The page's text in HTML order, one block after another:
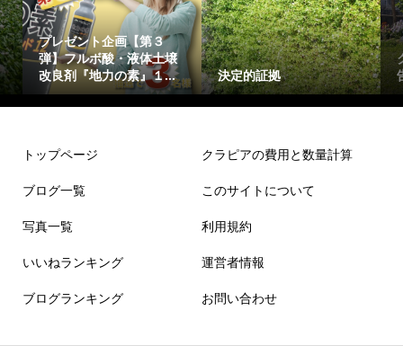
プレゼント企画【第３
弾】フルボ酸・液体土壌
改良剤『地力の素』１...
決定的証拠
トップページ
ブログ一覧
写真一覧
いいねランキング
ブログランキング
クラピアの費用と数量計算
このサイトについて
利用規約
運営者情報
お問い合わせ